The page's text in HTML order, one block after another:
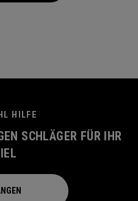
HILFE
SCHLÄGER FÜR IHR